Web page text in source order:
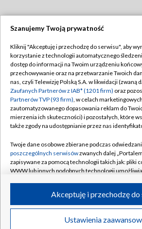
TVP
Abonament TVP
Emisja w TVP
Centrum informacji TVP
Naziemna Telewizja Cyfrowa
Rada Programowa
System NOS
Informacje o nadawcy
Program dla prasy
Regulamin TVP
Polityka
Moje zgody
Pomoc
Kontakt
Kanały
©2026 Telewizja Polska S.A.
Szanujemy Twoją prywatność
Kliknij "Akceptuję i przechodzę do serwisu", aby
korzystanie z technologii automatycznego
dostęp do informacji na Twoim urządzeniu
przechowywanie oraz na przetwarzanie Twoich
nas, czyli Telewizję Polską S.A. w likwidacji (zwaną
Zaufanych Partnerów z IAB* (1201 firm) oraz
Partnerów TVP (93 firm), w celach
zautomatyzowanego dopasowania reklam do
mierzenia ich skuteczności) i pozostałych, które
także zgody na udostępnianie przez nas
Twoje dane osobowe zbierane podczas
poszczególnych serwisówzwanych dalej
zapisywane za pomocą technologii takich jak: pliki
WWW lub innych podobnych technologii
ruchu w Internecie.
Twoje dane osobowe zbierane podczas
poszczególnych serwisówna Portalu, takie jak
Ustawienia
Akceptuję i przechodzę do